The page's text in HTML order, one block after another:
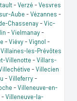
-Verzé -Vesvres
Aube -Vézannes -
Chassenay-Vic-
-Vielmanay-
-Viévy-Vignol -
Villaines-les-Prévôtes
Villenotte -Villars-
-Villecien
-Villeferry-
-Villeneuve-en-
-Villeneuve-la-